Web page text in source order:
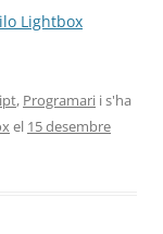
Lightbox
, Programari i s'ha
el 15 desembre